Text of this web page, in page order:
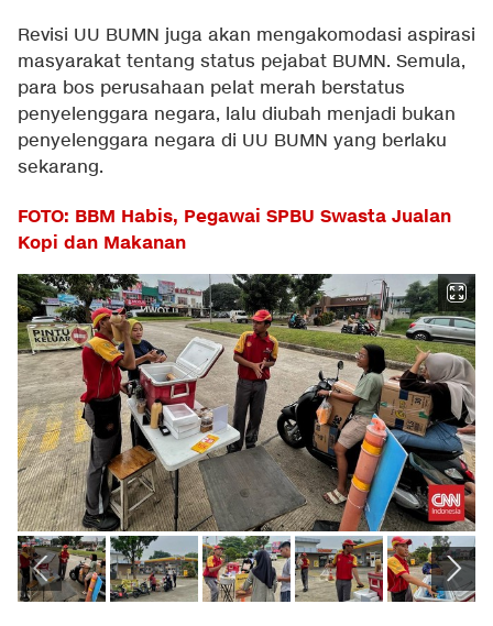
Revisi UU BUMN juga akan mengakomodasi aspirasi
masyarakat tentang status pejabat BUMN. Semula,
para bos perusahaan pelat merah berstatus
penyelenggara negara, lalu diubah menjadi bukan
penyelenggara negara di UU BUMN yang berlaku
sekarang.
FOTO: BBM Habis, Pegawai SPBU Swasta Jualan
Kopi dan Makanan